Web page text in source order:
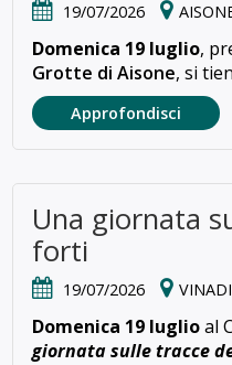
19/07/2026
Domenica 19 luglio,
Grotte di Aisone, si
Approfondisci
Una giornata
forti
19/07/2026
Domenica 19 luglioal
giornata sulle tracce